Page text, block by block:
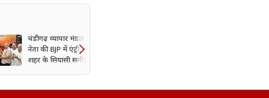
चंडीगढ़ व्यापार मंडल के दिग्गज
नेता की BJP में एंट्री, क्या बदलेंगे
शहर के सियासी समीकरण?